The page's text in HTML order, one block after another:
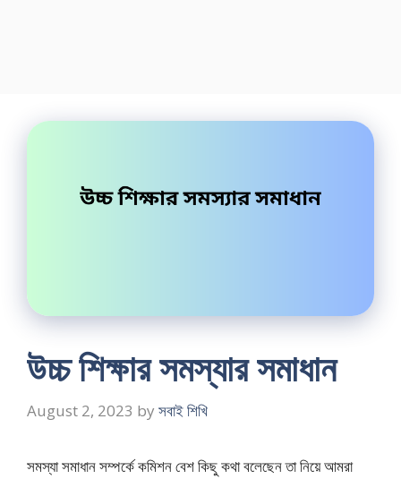
উচ্চ শিক্ষার সমস্যার সমাধান
August 2, 2023 by সবাই শিখি
সমস্যা সমাধান সম্পর্কে কমিশন বেশ কিছু কথা বলেছেন তা নিয়ে আমরা